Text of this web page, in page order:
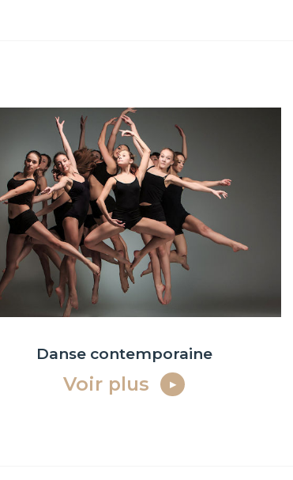
Danse contemporaine
Voir plus